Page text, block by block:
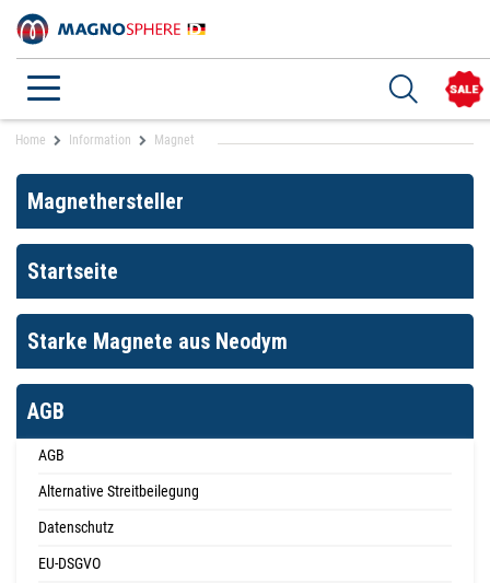
Home Information Magnet
Magnethersteller
Startseite
Starke Magnete aus Neodym
AGB
AGB
Alternative Streitbeilegung
Datenschutz
EU-DSGVO